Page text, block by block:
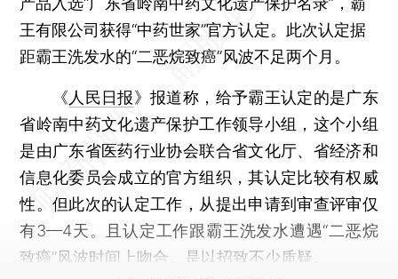
王有限公司获得“中药世家”官方认定。此次认定据
距霸王洗发水的“二恶烷致癌”风波不足两个月。
《 人民日报》报道称，给予霸王认定的是广东
省岭南中药文化遗产保护工作领导小组，这个小组
是由广东省医药行业协会联合省文化厅、省经济和
信息化委员会成立的官方组织，其认定比较有权威
性。但此次的认定工作，从提出申请到审查评审仅
有3—4天。且认定工作跟霸王洗发水遭遇“二恶烷
致癌”风波时间上吻合。是以招致不少质疑。